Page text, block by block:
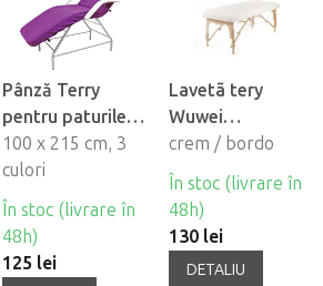
Pânză Terry
pentru paturile
de frumusete
Beautyfor®
100 x 215 cm, 3
culori
În stoc (livrare în
48h)
125 lei
Lavetã tery
Wuwei
WellTouch
pentru masã de
masaj
crem / bordo
În stoc (livrare în
48h)
130 lei
DETALIU